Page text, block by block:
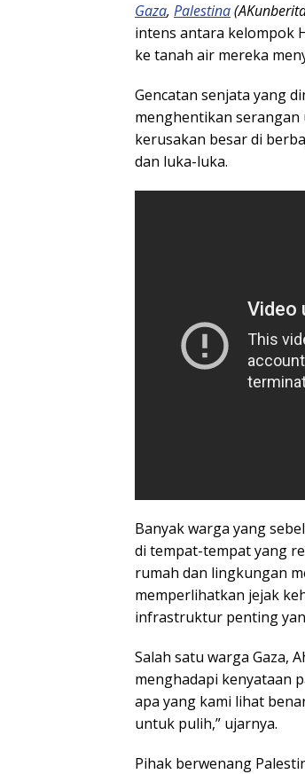
Gaza, Palestina
intens antara kelompok
ke tanah air mereka
Gencatan senjata yang
menghentikan
kerusakan besar di
dan luka-luka.
Banyak warga yang
di tempat-tempat yang
rumah dan lingkungan
memperlihatkan jejak
infrastruktur penting
Salah satu warga Gaza,
menghadapi kenyataan
apa yang kami lihat
untuk pulih,” ujarnya.
Pihak berwenang